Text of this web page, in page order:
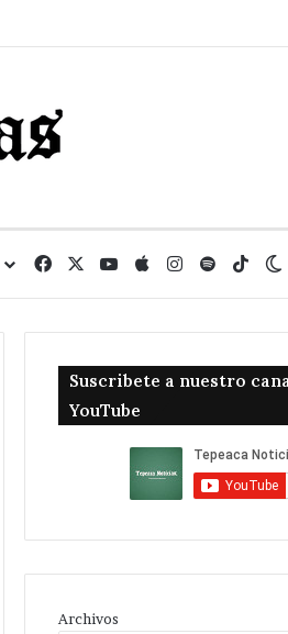
FacebookYouTube
AppleInstagram
Spotify
Suscribete a nuestro
YouTube
Archivos